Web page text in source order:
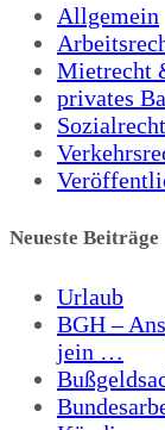
Allgemein
Mietrecht
privates
Sozialrecht
Neueste Beiträge
Urlaub
BGH –
jein …